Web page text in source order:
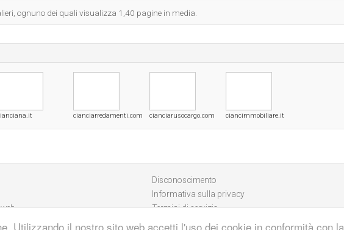
Utilizzando il nostro sito web accetti l'uso dei cookie in conformità con
ognuno dei quali visualizza 1,40 pagine in media.
cianciarredamenti.com cianciarusocargo.com ciancimmobiliare.it
Disconoscimento
Informativa sulla privacy
Termini di servizio